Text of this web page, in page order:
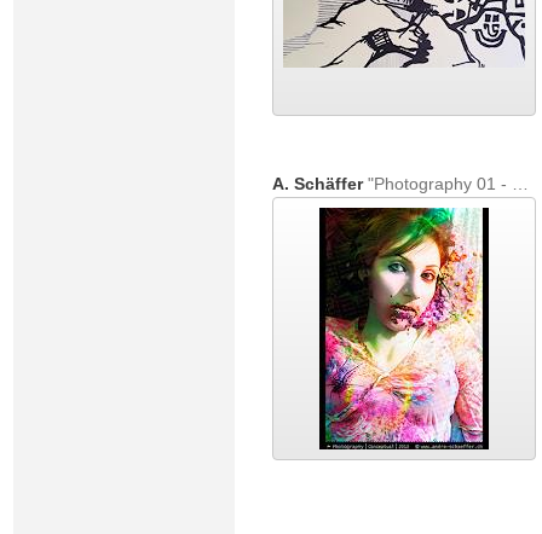
A. Schäffer"Photography 01 - 2013"